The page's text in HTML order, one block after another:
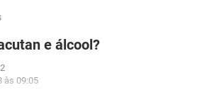
e álcool?
às 09:05